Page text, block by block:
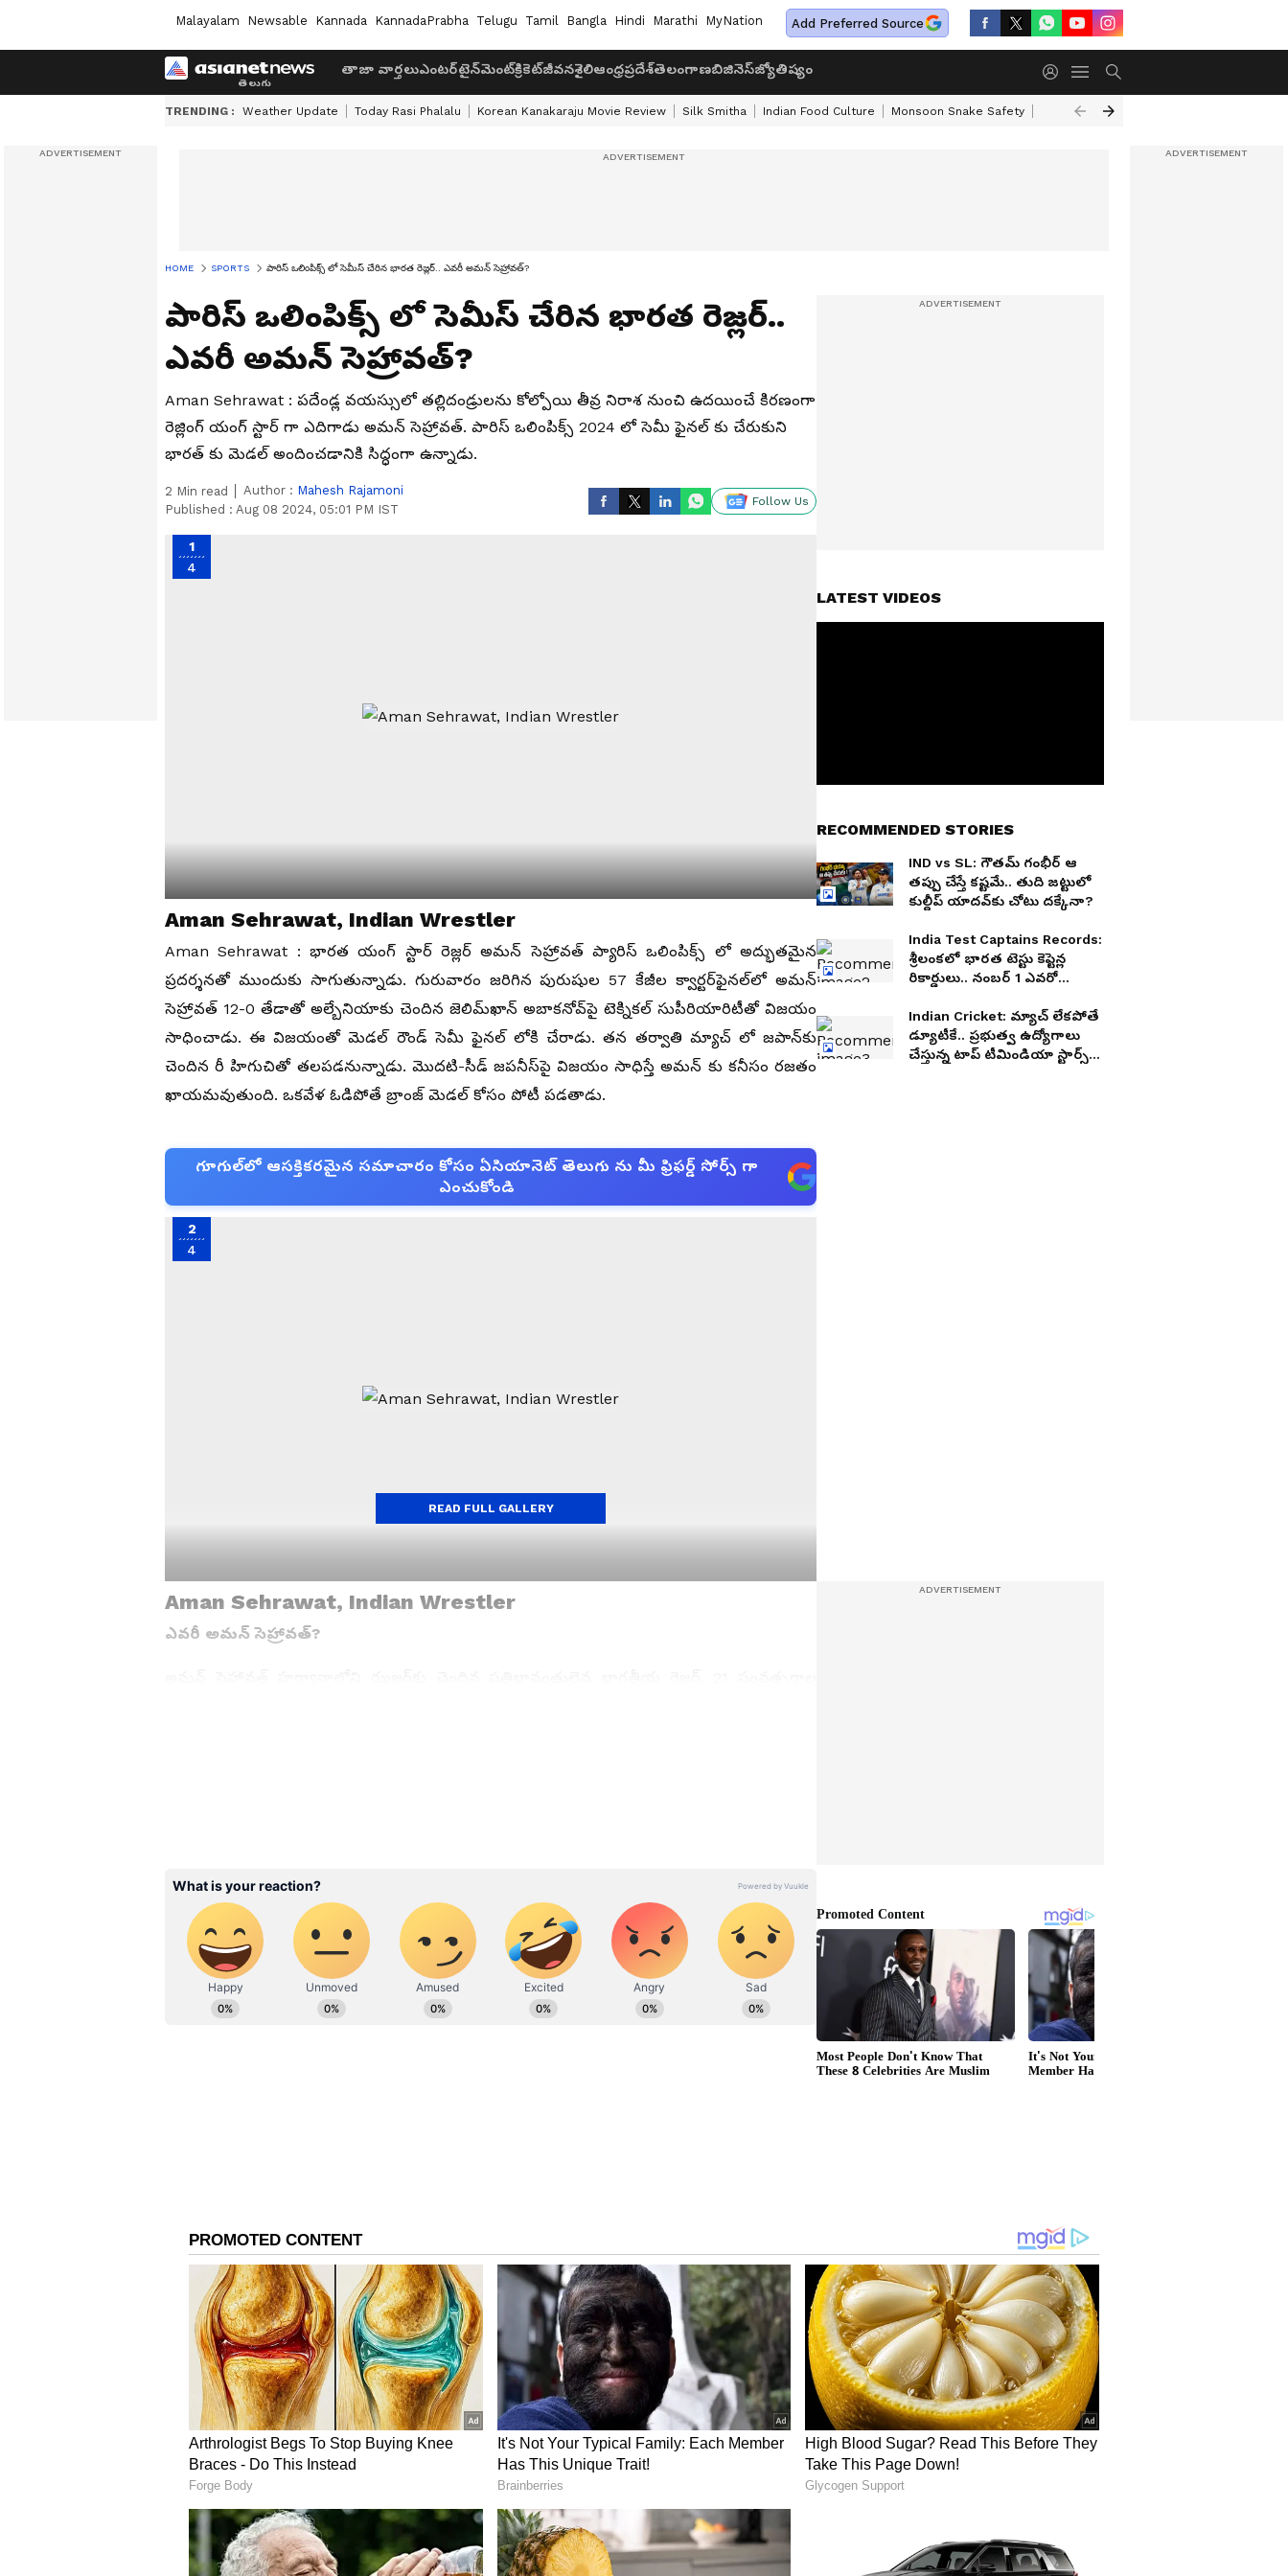
Malayalam Newsable Kannada KannadaPrabha Telugu Tamil Bangla Hindi Marathi MyNation Add Preferred Source
తాజా వార్తలుఎంటర్‌టైన్‌మెంట్క్రికెట్జీవనశైలిఆంధ్రప్రదేశ్తెలంగాణబిజినెస్జ్యోతిష్యం
TRENDING : Weather Update Today Rasi Phalalu Korean Kanakaraju Movie Review Silk Smitha Indian Food Culture Monsoon Snake Safety Akkineni Nageswara Rao
HOME SPORTS పారిస్ ఒలింపిక్స్ లో సెమీస్ చేరిన భార‌త రెజ్ల‌ర్.. ఎవ‌రీ అమన్ సెహ్రావత్?
పారిస్ ఒలింపిక్స్ లో సెమీస్ చేరిన భార‌త రెజ్ల‌ర్..
ఎవ‌రీ అమన్ సెహ్రావత్?
Aman Sehrawat : ప‌దేండ్ల వ‌య‌స్సులో త‌ల్లిదండ్రుల‌ను కోల్పోయి తీవ్ర నిరాశ నుంచి ఉద‌యించే కిర‌ణంగా
రెజ్లింగ్ యంగ్ స్టార్ గా ఎదిగాడు అమ‌న్ సెహ్రావ‌త్. పారిస్ ఒలింపిక్స్ 2024 లో సెమీ ఫైన‌ల్ కు చేరుకుని
భార‌త్ కు మెడ‌ల్ అందించ‌డానికి సిద్ధంగా ఉన్నాడు.
2 Min read Author : Mahesh Rajamoni
Published : Aug 08 2024, 05:01 PM IST
Follow Us
1
4
Aman Sehrawat, Indian Wrestler
Aman Sehrawat : భార‌త యంగ్ స్టార్ రెజ్ల‌ర్ అమన్ సెహ్రావత్ ప్యారిస్ ఒలింపిక్స్ లో అద్భుత‌మైన
ప్ర‌ద‌ర్శ‌నతో ముందుకు సాగుతున్నాడు. గురువారం జరిగిన పురుషుల 57 కేజీల క్వార్టర్‌ఫైనల్‌లో అమన్
సెహ్రావత్ 12-0 తేడాతో అల్బేనియాకు చెందిన జెలిమ్‌ఖాన్ అబాకనోవ్‌పై టెక్నికల్ సుపీరియారిటీతో విజయం
సాధించాడు. ఈ విజ‌యంతో మెడ‌ల్ రౌండ్ సెమీ ఫైన‌ల్ లోకి చేరాడు. త‌న త‌ర్వాతి మ్యాచ్ లో జపాన్‌కు
చెందిన రీ హిగుచితో తలపడనున్నాడు. మొదటి-సీడ్ జపనీస్‌పై విజయం సాధిస్తే అమ‌న్ కు కనీసం రజతం
ఖాయమవుతుంది. ఒకవేళ ఓడిపోతే బ్రాంజ్ మెడ‌ల్ కోసం పోటీ ప‌డ‌తాడు.
గూగుల్‌లో ఆసక్తికరమైన సమాచారం కోసం ఏసియానెట్ తెలుగు ను మీ ఫ్రిఫర్డ్ సోర్స్ గా
ఎంచుకోండి
2
4
Aman Sehrawat, Indian Wrestler
ఎవ‌రీ అమ‌న్ సెహ్రావ‌త్?
Aman Sehrawat, Indian Wrestler
అమ‌న్ సెహ్రావ‌త్ హర్యానాలోని ఝజ్జర్ జిల్లాలోని బీరోహార్ ప్రాంతానికి చెందిన రెజ్ల‌ర్. జాట్ కుటుంబానికి
చెందిన అమ‌న్.. చిన్నత‌నంలో అనేక క‌ష్టాలు ఎదుర్కొన్నాడు. 10 సంవత్సరాల వయస్సులో తన తల్లిని
కోల్పోయాడు. ఒక సంవత్సరం తర్వాత తండ్రిని కూడా కోల్పోయాడు. అమన్, అతని చెల్లెలు పూజా సెహ్రావత్
లు వారి పెద్ద మేనమామ సుధీర్ సెహ్రావత్ సంర‌క్ష‌ణ‌లో పెరిగారు. తీవ్ర నిరాశ‌తో మొద‌లైన అత‌ని జీవితం
ముందుకు సాగుతున్న క్ర‌మంలో రెజ్లింగ్‌పై తన అభిరుచిని చూపించాడు. కోచ్ లలిత్ కుమార్ వద్ద శిక్షణ
పొందడం ప్రారంభించాడు. అమన్ 2021లో తన మొదటి జాతీయ ఛాంపియన్‌షిప్ టైటిల్‌ను
గెలుచుకున్నాడు.
READ FULL GALLERY
LATEST VIDEOS
RECOMMENDED STORIES
IND vs SL: గౌతమ్ గంభీర్ ఆ
తప్పు చేస్తే కష్టమే.. తుది జట్టులో
కుల్దీప్ యాదవ్‌కు చోటు దక్కేనా?
India Test Captains Records:
శ్రీలంకలో భారత టెస్టు కెప్టెన్ల
రికార్డులు.. నంబర్ 1 ఎవరో
Indian Cricket: మ్యాచ్ లేకపోతే
డ్యూటీకే.. ప్రభుత్వ ఉద్యోగాలు
చేస్తున్న టాప్ టీమిండియా స్టార్స్